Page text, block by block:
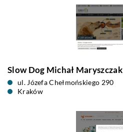
Slow Dog Michał Maryszczak
ul. Józefa Chełmońskiego 290
Kraków